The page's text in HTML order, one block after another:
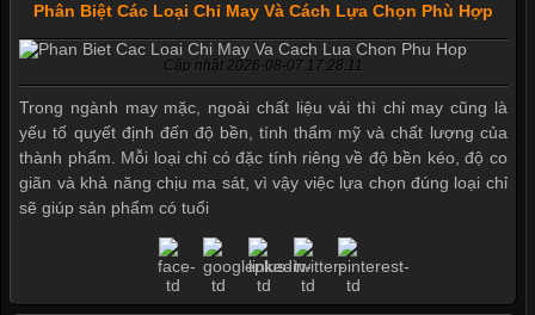
Phân Biệt Các Loại Chỉ May Và Cách Lựa Chọn Phù Hợp
Cập nhật 2026-08-07 17:28:11
Trong ngành may mặc, ngoài chất liệu vải thì chỉ may cũng là
yếu tố quyết định đến độ bền, tính thẩm mỹ và chất lượng của
thành phẩm. Mỗi loại chỉ có đặc tính riêng về độ bền kéo, độ co
giãn và khả năng chịu ma sát, vì vậy việc lựa chọn đúng loại chỉ
sẽ giúp sản phẩm có tuổi